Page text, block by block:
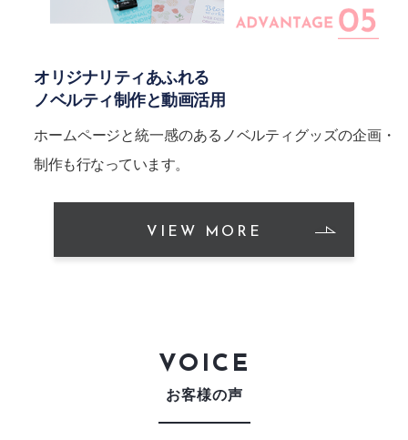
オリジナリティあふれる
ノベルティ制作と動画活用
ホームページと統一感のあるノベルティグッズの企画・
制作も行なっています。
VIEW MORE
VOICE
お客様の声